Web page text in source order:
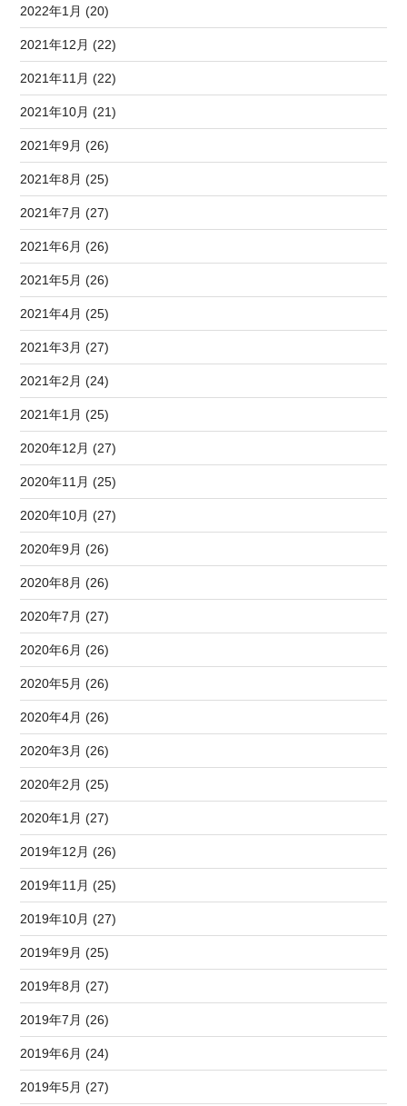
2022年1月 (20)
2021年12月 (22)
2021年11月 (22)
2021年10月 (21)
2021年9月 (26)
2021年8月 (25)
2021年7月 (27)
2021年6月 (26)
2021年5月 (26)
2021年4月 (25)
2021年3月 (27)
2021年2月 (24)
2021年1月 (25)
2020年12月 (27)
2020年11月 (25)
2020年10月 (27)
2020年9月 (26)
2020年8月 (26)
2020年7月 (27)
2020年6月 (26)
2020年5月 (26)
2020年4月 (26)
2020年3月 (26)
2020年2月 (25)
2020年1月 (27)
2019年12月 (26)
2019年11月 (25)
2019年10月 (27)
2019年9月 (25)
2019年8月 (27)
2019年7月 (26)
2019年6月 (24)
2019年5月 (27)